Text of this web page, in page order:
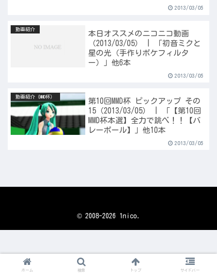
2013/03/05
動画紹介
本日オススメのニコニコ動画
（2013/03/05） | 「初音ミクと
星の光（手作りボケフィルタ
ー）」他6本
2013/03/05
動画紹介（MMD杯）
第10回MMD杯 ピックアップ その
15（2013/03/05） | 「【第10回
MMD杯本選】全力で跳べ！！【バ
レーボール】」他10本
2013/03/05
© 2008-2026 1nico.
ホーム 検索 トップ サイドバー